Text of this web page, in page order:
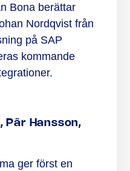
Bona berättar
Nordqvist från
på SAP
kommande
Pär Hansson,
ger först en